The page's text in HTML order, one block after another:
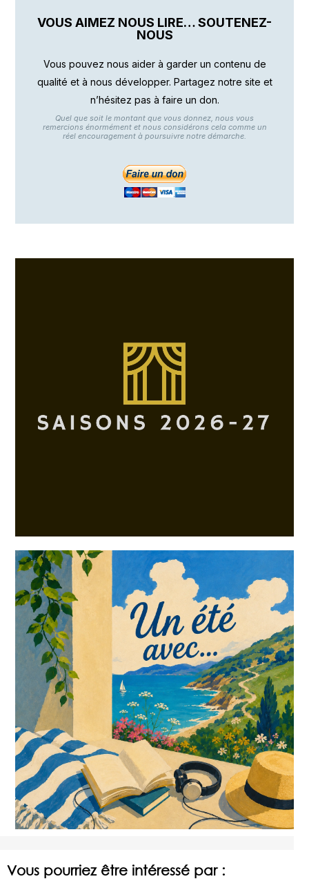
VOUS AIMEZ NOUS LIRE… SOUTENEZ-
NOUS
Vous pouvez nous aider à garder un contenu de
qualité et à nous développer. Partagez notre site et
n’hésitez pas à faire un don.
Quel que soit le montant que vous donnez, nous vous
remercions énormément et nous considérons cela comme un
réel encouragement à poursuivre notre démarche.
Vous pourriez être intéressé par :